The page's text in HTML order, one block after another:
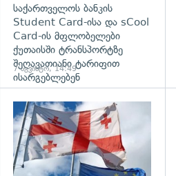
საქართველოს ბანკის
Student Card-ისა და sCool
Card-ის მფლობელები
ქუთაისში ტრანსპორტზე
შეღავათიანი ტარიფით
ისარგებლებენ
7 აგვისტო, 14:49